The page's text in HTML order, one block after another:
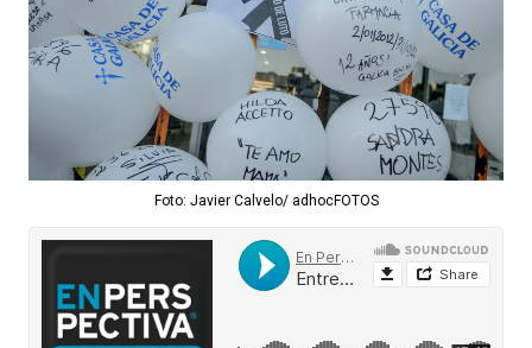
Foto: Javier Calvelo/ adhocFOTOS